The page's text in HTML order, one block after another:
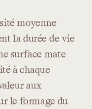
moyenne
ladurée de vie
surface mate
àchaque
aux
le formage du